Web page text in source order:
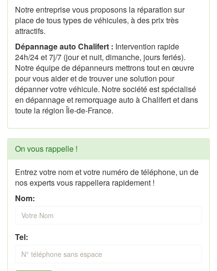
Notre entreprise vous proposons la réparation sur
place de tous types de véhicules, à des prix très
attractifs.
Dépannage auto Chalifert : Intervention rapide
24h/24 et 7j/7 (jour et nuit, dimanche, jours feriés).
Notre équipe de dépanneurs mettrons tout en œuvre
pour vous aider et de trouver une solution pour
dépanner votre véhicule. Notre société est spécialisé
en dépannage et remorquage auto à Chalifert et dans
toute la région Île-de-France.
On vous rappelle !
Entrez votre nom et votre numéro de téléphone, un de
nos experts vous rappellera rapidement !
Nom:
Tel: